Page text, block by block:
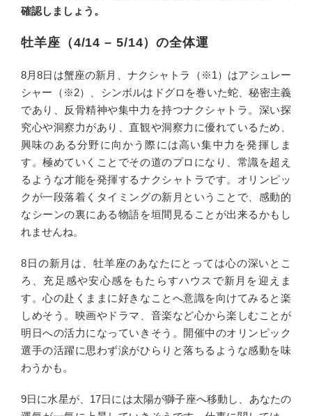
確認しましょう。
牡羊座（4/14 – 5/14）の全体運
8月8日は蟹座の新月、ナクシャトラ（※1）はアシュレー
シャー（※2）、シンボルはドグロを巻いた蛇、秘密主義
であり、反骨精神や集中力を持つナクシャトラ。深い探
究心や洞察力があり、直観や洞察力に優れているため、
興味のある分野に向かう際には高い集中力を発揮しま
す。極めていくことでその道のプロになり、常識を超え
るような才能を発揮するナクシャトラです。オリンピッ
クが一段落着くタイミングの新月ということで、感動的
なシーンの裏にある物語を垣間見ることが出来るかもし
れませんね。
8日の新月は、牡羊座のあなたにとっては心の深いとこ
ろ、充足感や安心感をもたらすハウスで新月を迎えま
す。心の赴くままに好きなことへ意識を向けてみると楽
しめそう。映画やドラマ、音楽など心から楽しむことが
明日への活力になっていきそう。開催中のオリンピック
選手の活躍に思わず涙がひらりと落ちるような感動を味
わうかも。
9日に水星が、17日には太陽が獅子座へ移動し、あなたの